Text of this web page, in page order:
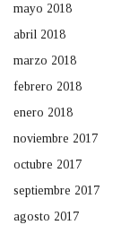
mayo 2018
abril 2018
marzo 2018
febrero 2018
enero 2018
noviembre 2017
octubre 2017
septiembre 2017
agosto 2017